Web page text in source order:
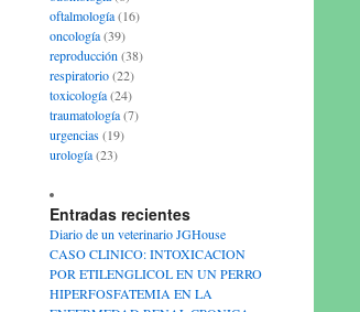
oftalmología(16)
oncología(39)
reproducción (38)
respiratorio(22)
toxicología(24)
traumatología(7)
urgencias(19)
urología(23)
Entradas recientes
Diario de un veterinario JGHouse
CASO CLINICO: INTOXICACION
POR ETILENGLICOL EN UN PERRO
HIPERFOSFATEMIA EN LA